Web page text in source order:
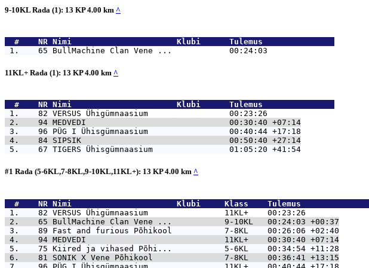
9-10KL Rada (1): 13 KP 4.00 km ^
  #    NR
Nimi                      Klubi      Tulemus
1.    65 BullMachine Clan Vene ...            00:24:03
11KL+ Rada (1): 13 KP 4.00 km ^
  #    NR
Nimi                      Klubi      Tulemus
1.    82 VERSUS Ühigümnaasium                 00:23:26
2.    94 MEDVEDI                              00:30:40 +07:14
3.    96 PÜG I Ühisgümnaasium                 00:40:44 +17:18
4.    84 SIPSIK                               00:50:40 +27:14
5.    67 TIGERS Ühisgümnaasium                01:05:20 +41:54
#1 Rada (5-6KL,7-8KL,9-10KL,11KL+): 13 KP 4.00 km ^
  #    NR
Nimi                      Klubi     Klass    Tulemus
1.    82 VERSUS Ühigümnaasium                11KL+    00:23:26
2.    65 BullMachine Clan Vene ...           9-10KL   00:24:03 +00:37
3.    89 Fast and furious Põhikool           7-8KL    00:26:06 +02:40
4.    94 MEDVEDI                             11KL+    00:30:40 +07:14
5.    75 Kiired ja vihased Põhi...           5-6KL    00:34:54 +11:28
6.    81 SONIK X Vene Põhikool               7-8KL    00:36:41 +13:15